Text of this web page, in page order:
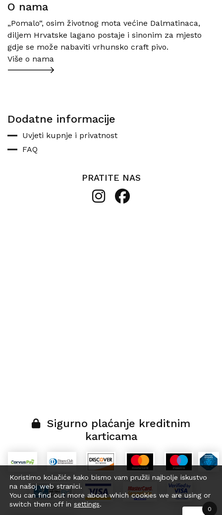
O nama
„Pomalo“, osim životnog mota većine Dalmatinaca,
diljem Hrvatske lagano postaje i sinonim za mjesto
gdje se može nabaviti vrhunsko craft pivo.
Više o nama
Dodatne informacije
Uvjeti kupnje i privatnost
FAQ
PRATITE NAS
Sigurno plaćanje kreditnim
karticama
Koristimo kolačiće kako bismo vam pružili najbolje iskustvo
na našoj web stranici.
You can find out more about which cookies we are using or
switch them off in settings.
0